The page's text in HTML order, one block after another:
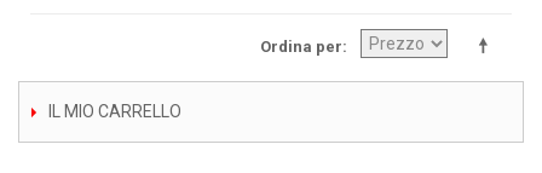
Ordina per
IL MIO CARRELLO